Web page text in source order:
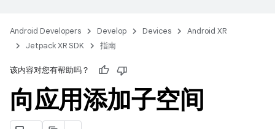
Android Developers Develop Devices
Android XR
Jetpack XR SDK
指南
该内容对您有帮助吗？
向应用添加子空间